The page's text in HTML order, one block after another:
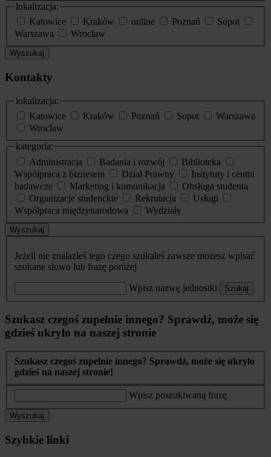
lokalizacja:
Katowice
Kraków online Poznań
Sopot
Warszawa
Wrocław
Wyszukaj
Kontakty
lokalizacja:
Katowice
Kraków Poznań Sopot
Warszawa
Wrocław
kategoria:
Administracja
Badania i rozwój
Biblioteka
Współpraca z biznesem
Dział Prawny
Instytuty i centra
badawcze
Marketing i komunikacja
Obsługa studenta
Organizacje studenckie
Rekrutacja
Usługi
Współpraca międzynarodowa
Wydziały
Wyszukaj
Jeżeli nie znalazłeś tego czego szukałeś zawsze możesz wpisać
szukane słowo lub frazę poniżej
Wpisz nazwę jednostki Szukaj
Szukasz czegoś zupełnie innego? Sprawdź, może się
gdzieś ukryło na naszej stronie
Szukasz czegoś zupełnie innego? Sprawdź, może się ukryło
gdzieś na naszej stronie!
Wpisz poszukiwaną frazę
Wyszukaj
Szybkie linki